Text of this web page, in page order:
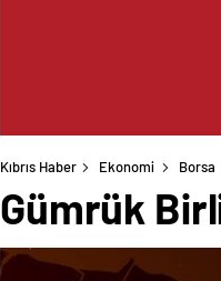
Kıbrıs Haber Ekonomi Borsa
Gümrük